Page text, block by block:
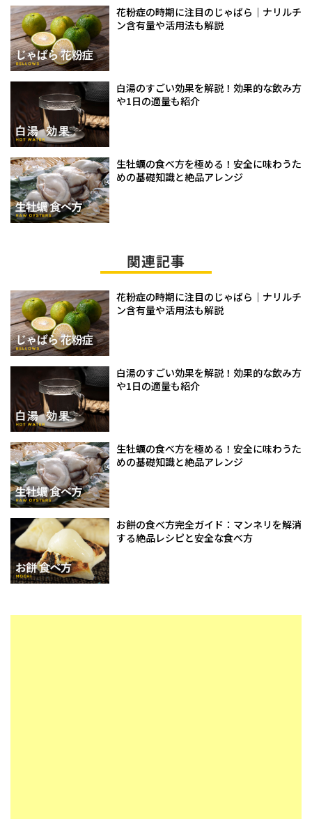
花粉症の時期に注目のじゃばら｜ナリルチ
ン含有量や活用法も解説
白湯のすごい効果を解説！効果的な飲み方
や1日の適量も紹介
生牡蠣の食べ方を極める！安全に味わうた
めの基礎知識と絶品アレンジ
関連記事
花粉症の時期に注目のじゃばら｜ナリルチ
ン含有量や活用法も解説
白湯のすごい効果を解説！効果的な飲み方
や1日の適量も紹介
生牡蠣の食べ方を極める！安全に味わうた
めの基礎知識と絶品アレンジ
お餅の食べ方完全ガイド：マンネリを解消
する絶品レシピと安全な食べ方